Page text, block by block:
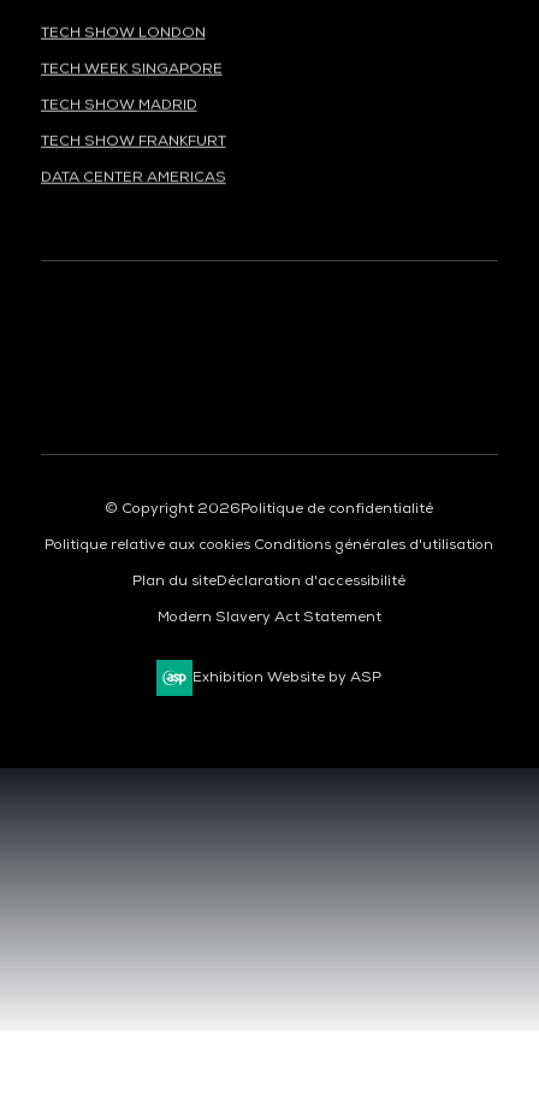
TECH SHOW LONDON
TECH WEEK SINGAPORE
TECH SHOW MADRID
TECH SHOW FRANKFURT
DATA CENTER AMERICAS
© Copyright 2026Politique de confidentialité
Politique relative aux cookies Conditions générales d'utilisation
Plan du siteDéclaration d'accessibilité
Modern Slavery Act Statement
Exhibition Website by ASP